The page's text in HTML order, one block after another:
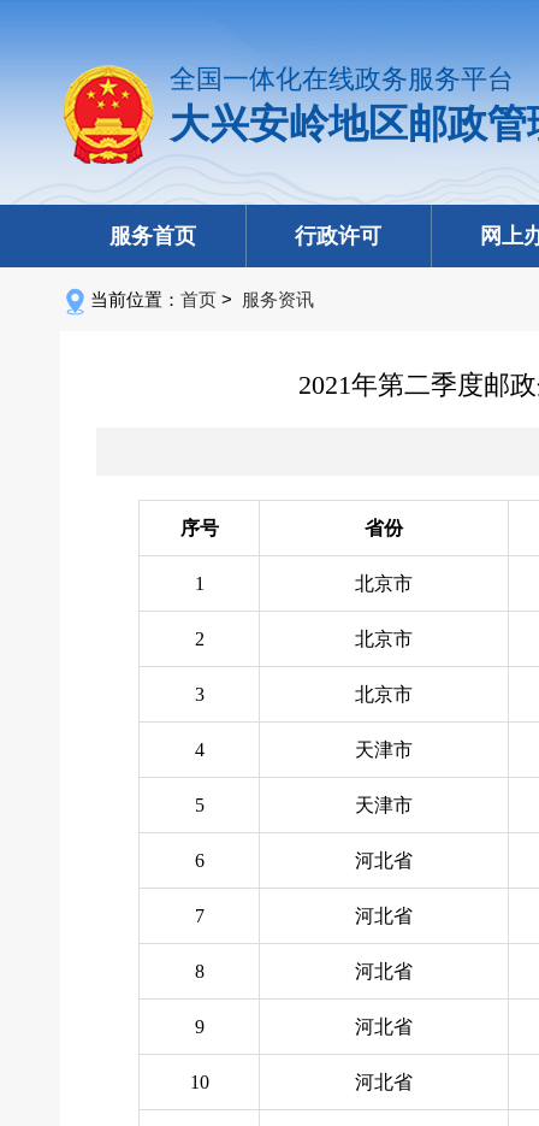
全国一体化在线政务服务平台
大兴安岭地区邮政
服务首页 行政许可 网上
当前位置： 首页 > 服务资讯
2021年第二季度邮
序号 省份
1 北京市
2 北京市
3 北京市
4 天津市
5 天津市
6 河北省
7 河北省
8 河北省
9 河北省
10 河北省